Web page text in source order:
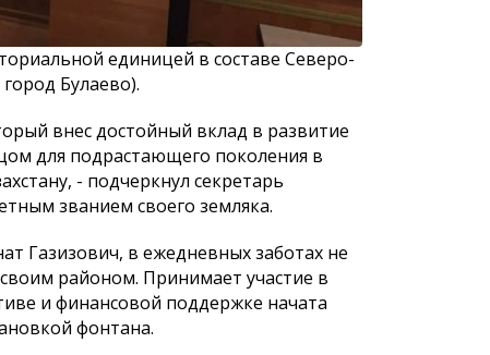
К сведению населения города
Астаны!
единицей в составе Северо-
Булаево).
внес достойный вклад в развитие
для подрастающего поколения в
- подчеркнул секретарь
званием своего земляка.
Газизович, в ежедневных заботах не
районом. Принимает участие в
и финансовой поддержке начата
фонтана.